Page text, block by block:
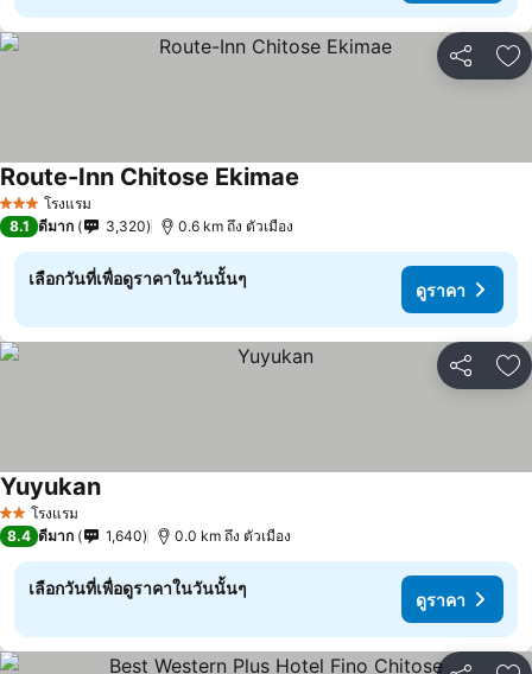
แชร์ เ
3 ดาว โรงแรม
Route-Inn Chitose Ekimae
8.1 ดีมาก 3,320 0.6 km ถึง ตัวเมือง
เลือกวันที่เพื่อดูราคาในวันนั้นๆ
ดูราคา
แชร์ เ
2 ดาวโรงแรม
Yuyukan
8.4 ดีมาก 1,640 0.0 km ถึง ตัวเมือง
เลือกวันที่เพื่อดูราคาในวันนั้นๆ
ดูราคา